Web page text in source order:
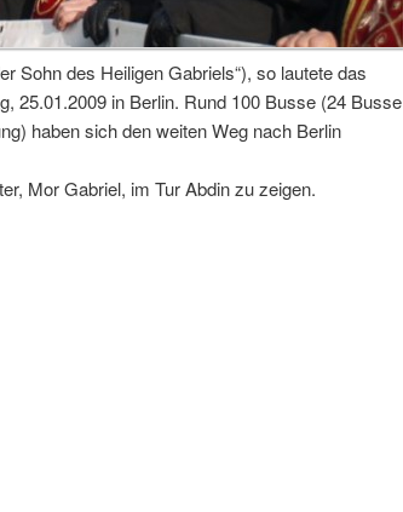
Sohn des Heiligen Gabriels“), so lautete das
25.01.2009 in Berlin. Rund 100 Busse (24 Busse
haben sich den weiten Weg nach Berlin
Mor Gabriel, im Tur Abdin zu zeigen.